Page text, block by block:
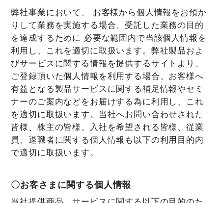
弊社事業において、 お客様から個人情報をお預か
りして業務を実施する場合、受託した業務の目的
を達成するために 必要な範囲内で当該個人情報を
利用し、これを適切に取扱います。弊社製品およ
びサービスに関する情報を提供するサイトより、
ご登録頂いた個人情報を利用する場合、お客様へ
有益となる製品サービスに関する補足情報やセミ
ナーのご案内などをお届けする為に利用し、これ
を適切に取扱います。当社へお問い合わせされた
皆様、株主の皆様、入社を希望される皆様、従業
員、退職者に関する個人情報も以下の利用目的内
で適切に取扱います。
〇お客さまに関する個人情報